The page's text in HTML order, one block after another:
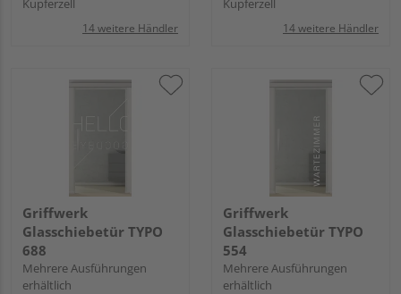
Kupferzell
14 weitere Händler
Kupferzell
14 weitere Händler
Griffwerk
Glasschiebetür TYPO
688
Mehrere Ausführungen
erhältlich
Griffwerk
Glasschiebetür TYPO
554
Mehrere Ausführungen
erhältlich